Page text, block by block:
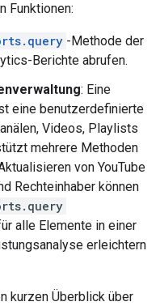
Funktionen:
-Methode der
Berichte abrufen.
: Eine
eine benutzerdefinierte
Videos, Playlists
mehrere Methoden
von YouTube
Rechteinhaber können
alle Elemente in einer
erleichtern
kurzen Überblick über